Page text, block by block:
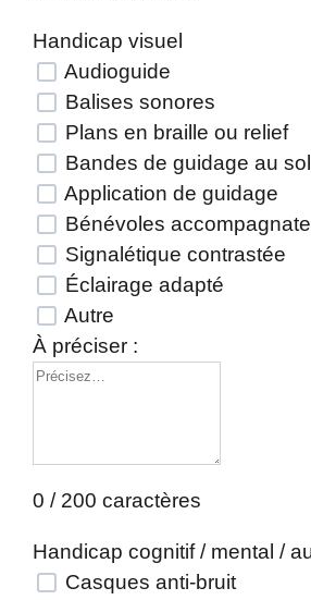
Handicap visuel
Audioguide
Balises sonores
Plans en braille ou relief
Bandes de guidage au sol
Application de guidage
Bénévoles
Signalétique contrastée
Éclairage adapté
Autre
À préciser :
0 / 200 caractères
Handicap cognitif / mental /
Casques anti-bruit